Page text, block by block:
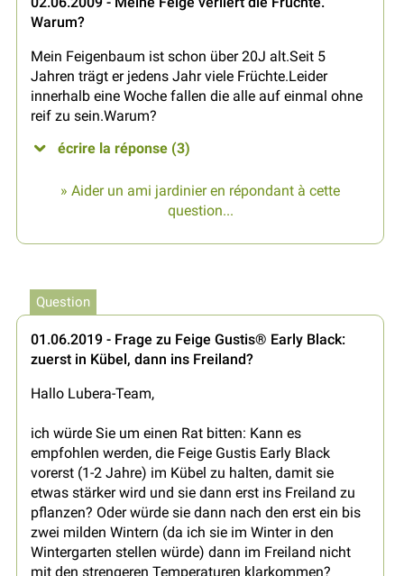
Warum?
Mein Feigenbaum ist schon über 20J alt.Seit 5
Jahren trägt er jedens Jahr viele Früchte.Leider
innerhalb eine Woche fallen die alle auf einmal ohne
reif zu sein.Warum?
écrire la réponse (3)
» Aider un ami jardinier en répondant à cette
question...
Question
01.06.2019 - Frage zu Feige Gustis® Early Black:
zuerst in Kübel, dann ins Freiland?
Hallo Lubera-Team,
ich würde Sie um einen Rat bitten: Kann es
empfohlen werden, die Feige Gustis Early Black
vorerst (1-2 Jahre) im Kübel zu halten, damit sie
etwas stärker wird und sie dann erst ins Freiland zu
pflanzen? Oder würde sie dann nach den erst ein bis
zwei milden Wintern (da ich sie im Winter in den
Wintergarten stellen würde) dann im Freiland nicht
mit den strengeren Temperaturen klarkommen?